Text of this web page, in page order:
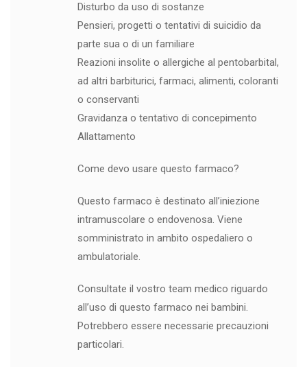
Disturbo da uso di sostanze
Pensieri, progetti o tentativi di suicidio da
parte sua o di un familiare
Reazioni insolite o allergiche al pentobarbital,
ad altri barbiturici, farmaci, alimenti, coloranti
o conservanti
Gravidanza o tentativo di concepimento
Allattamento
Come devo usare questo farmaco?
Questo farmaco è destinato all’iniezione
intramuscolare o endovenosa. Viene
somministrato in ambito ospedaliero o
ambulatoriale.
Consultate il vostro team medico riguardo
all’uso di questo farmaco nei bambini.
Potrebbero essere necessarie precauzioni
particolari.